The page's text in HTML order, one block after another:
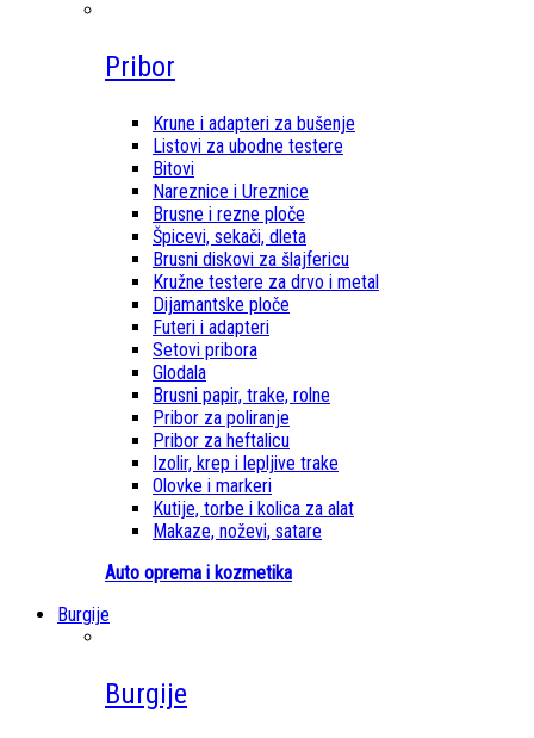
Pribor
Krune i adapteri za bušenje
Listovi za ubodne testere
Bitovi
Nareznice i Ureznice
Brusne i rezne ploče
Špicevi, sekači, dleta
Brusni diskovi za šlajfericu
Kružne testere za drvo i metal
Dijamantske ploče
Futeri i adapteri
Setovi pribora
Glodala
Brusni papir, trake, rolne
Pribor za poliranje
Pribor za heftalicu
Izolir, krep i lepljive trake
Olovke i markeri
Kutije, torbe i kolica za alat
Makaze, noževi, satare
Auto oprema i kozmetika
Burgije
Burgije